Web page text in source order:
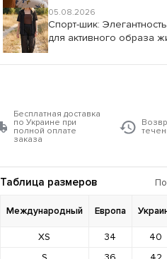
05.08.2026
Спорт-шик:
для активного образа
Бесплатная доставка
по Украине при
полной оплате
заказа
Таблица размеров
Международный Европа
XS
34 40